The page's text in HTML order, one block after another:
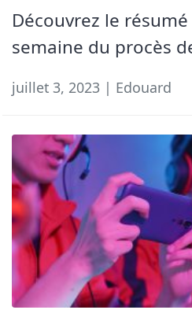
Découvrez le
semaine du procès
juillet 3, 2023 | Edouard